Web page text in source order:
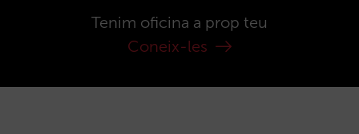
Tenim oficina a prop teu
Coneix-les